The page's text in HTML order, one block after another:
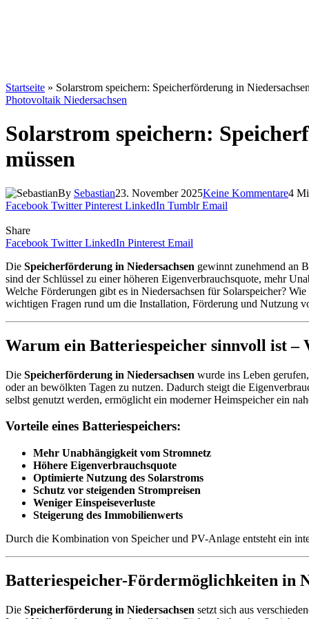
Startseite » Solarstrom speichern: Speicherförderung in
Photovoltaik Niedersachsen
Solarstrom speichern:
müssen
By Sebastian23. November 2025Keine Kommentare4
Facebook Twitter Pinterest LinkedIn Tumblr Email
Share
Facebook Twitter LinkedIn Pinterest Email
Die Speicherförderung in Niedersachsen gewinnt zunehmend an
sind der Schlüssel zu einer höheren Eigenverbrauchsquote, mehr
Welche Förderungen gibt es in Niedersachsen für Solarspeicher?
wichtigen Fragen rund um die Installation, Förderung und Nutzung
Warum ein Batteriespeicher sinnvoll ist –
Die Speicherförderung in Niedersachsen wurde ins Leben
oder an bewölkten Tagen zu nutzen. Dadurch steigt die
selbst genutzt werden, ermöglicht ein moderner Heimspeicher ein
Vorteile eines Batteriespeichers:
Mehr Unabhängigkeit vom Stromnetz
Höhere Eigenverbrauchsquote
Optimierte Nutzung des Solarstroms
Schutz vor steigenden Strompreisen
Weniger Einspeiseverluste
Steigerung des Immobilienwerts
Durch die Kombination von Speicher und PV-Anlage entsteht ein
Batteriespeicher-Fördermöglichkeiten in
Die Speicherförderung in Niedersachsen setzt sich aus